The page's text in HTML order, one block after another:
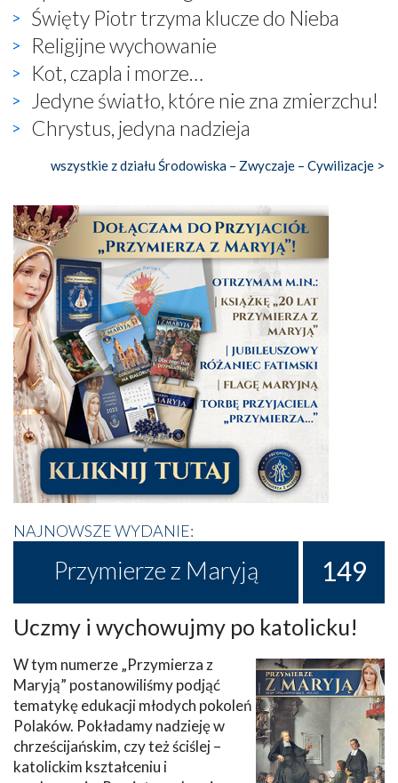
Święty Piotr trzyma klucze do Nieba
Religijne wychowanie
Kot, czapla i morze…
Jedyne światło, które nie zna zmierzchu!
Chrystus, jedyna nadzieja
wszystkie z działu Środowiska – Zwyczaje – Cywilizacje >
NAJNOWSZE WYDANIE:
Przymierze z Maryją 149
Uczmy i wychowujmy po katolicku!
W tym numerze „Przymierza z
Maryją” postanowiliśmy podjąć
tematykę edukacji młodych pokoleń
Polaków. Pokładamy nadzieję w
chrześcijańskim, czy też ściślej –
katolickim kształceniu i